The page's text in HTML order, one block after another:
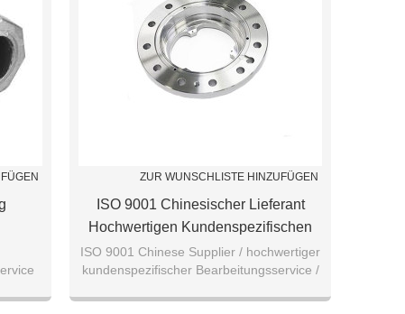
ZUR WUNSCHLISTE HINZUFÜGEN
ISO 9001 Chinesischer Lieferant
Hochwertigen Kundenspezifischen
Bearbeitungsservice Gute Qualität
Aluminiumlegierung 7075/5051/6062
Teile
ISO 9001 Chinese Supplier / hochwertiger
kundenspezifischer Bearbeitungsservice /
7075/5051/60